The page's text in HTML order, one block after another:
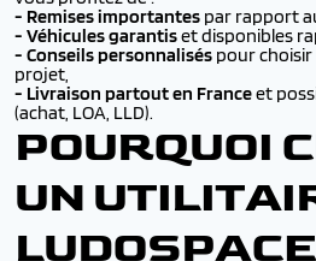
- Remises importantes par rapport
- Véhicules garantiset disponibles
- Conseils personnalisés pour choisir
projet,
- Livraison partout en Franceet
(achat, LOA, LLD).
POURQUOI
UN